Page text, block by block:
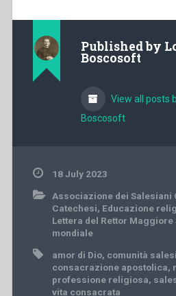
Published by
Boscosoft
View all posts
Boscosoft
18 July 2023
Associazione dei Salesiani
Catechesi, Educazione
Lettera del Rettor Maggiore
mondiale
amor di Dio, comunità
consacrazione apostolica,
professione religiosa,
vita consacrata